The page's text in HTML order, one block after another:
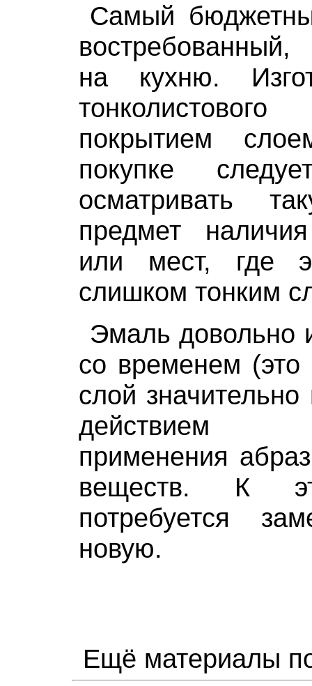
Самый
на кухню.
покрытием
покупке
осматривать
предмет
или мест, где
слишком тонким
Эмаль довольно
со временем (это
слой значительно
действием
применения
веществ. К
потребуется
новую.
Ещё материалы